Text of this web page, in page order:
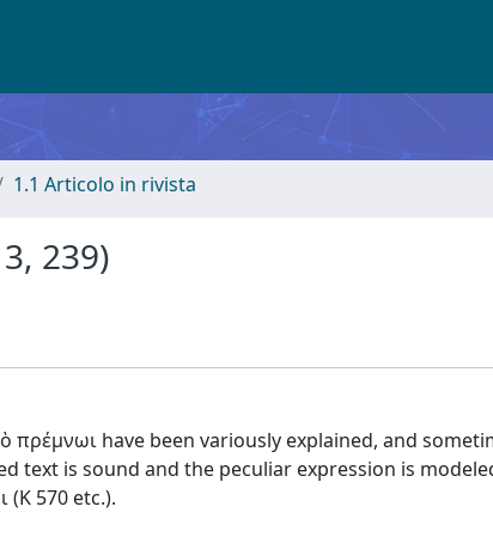
1.1 Articolo in rivista
239)
πρέμνωι have been variously explained, and
text is sound and the peculiar expression is
(K 570 etc.).